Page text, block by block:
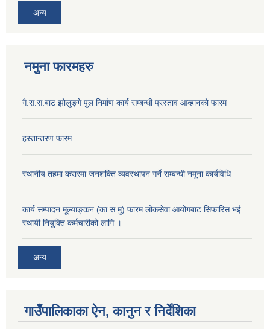
अन्य
नमुना फारमहरु
गै.स.स.बाट झोलुङ्गे पुल निर्माण कार्य सम्बन्धी प्रस्ताव आव्हानको फारम
हस्तान्तरण फारम
स्थानीय तहमा करारमा जनशक्ति व्यवस्थापन गर्ने सम्बन्धी नमूना कार्यविधि
कार्य सम्पादन मूल्याङ्कन (का.स.मु) फारम लोकसेवा आयोगबाट सिफारिस भई
स्थायी नियुक्ति कर्मचारीको लागि ।
अन्य
गाउँपालिकाका ऐन, कानुन र निर्देशिका